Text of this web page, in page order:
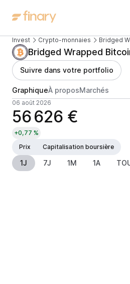
Invest Crypto-monnaies Bridged
Bridged Wrapped
Suivre dans votre portfolio
GraphiqueÀ proposMarchés
06 août 2026
56 626 €
+0,77 %
Prix
Capitalisation boursière
1J 7J 1M 1A